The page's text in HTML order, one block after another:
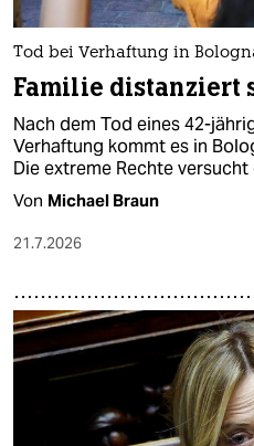
Tod bei Verhaftung in
Familie distanziert
Nach dem Tod eines 42-
Verhaftung kommt es in
Die extreme Rechte versucht
Von Michael Braun
21.7.2026